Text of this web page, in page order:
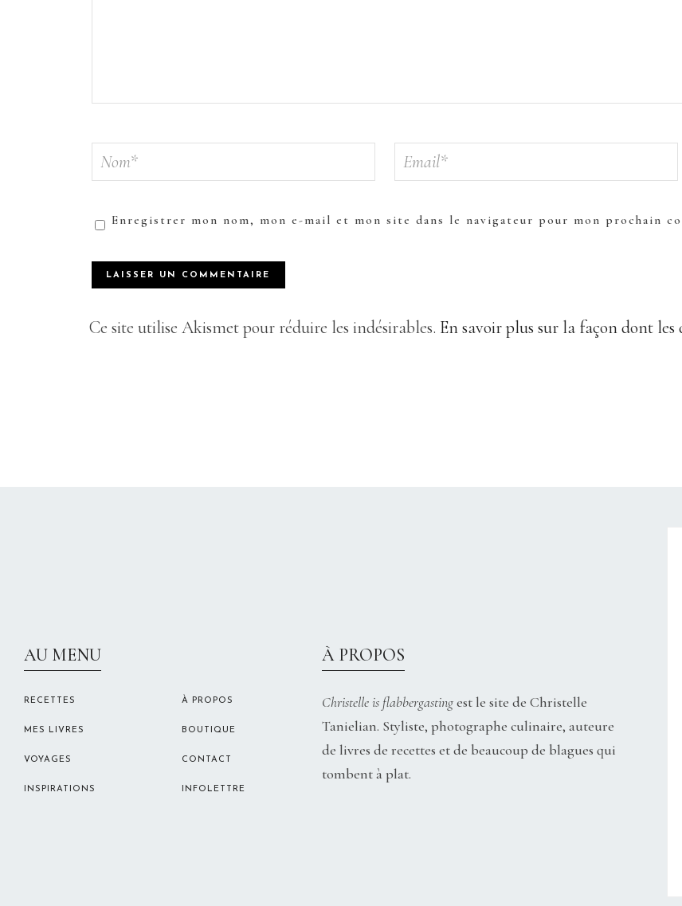
Enregistrer mon nom, mon e-mail et mon site dans le navigateur pour mon prochain
Ce site utilise Akismet pour réduire les indésirables. En savoir plus sur la façon dont les
AU MENU
RECETTES
MES LIVRES
VOYAGES
INSPIRATIONS
À PROPOS
BOUTIQUE
CONTACT
INFOLETTRE
À PROPOS
Christelle is flabbergastingest le site de Christelle
Tanielian. Styliste, photographe culinaire, auteure
de livres de recettes et de beaucoup de blagues qui
tombent à plat.